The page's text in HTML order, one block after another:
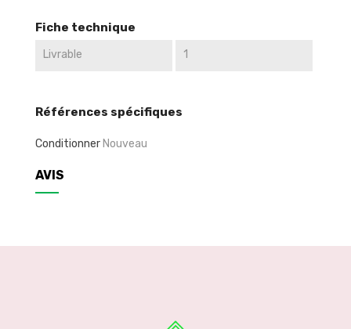
Fiche technique
Livrable 1
Références spécifiques
Conditionner Nouveau
AVIS